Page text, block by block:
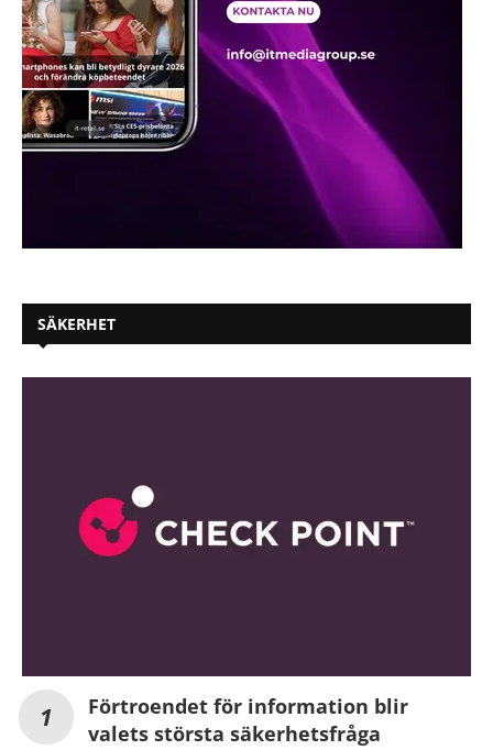
SÄKERHET
Förtroendet för information blir
valets största säkerhetsfråga